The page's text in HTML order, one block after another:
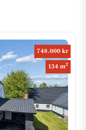
748.000 kr
134 m2